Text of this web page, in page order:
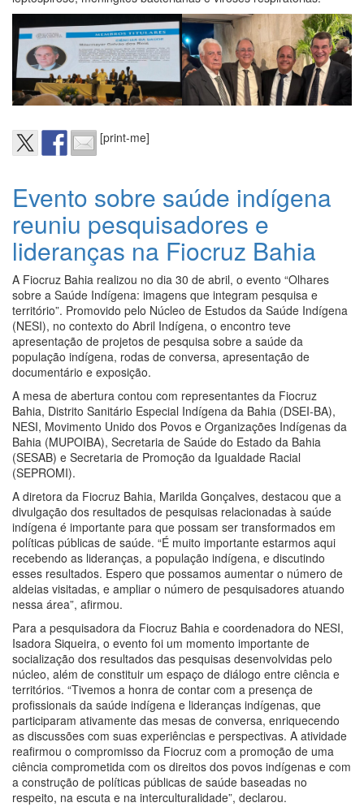
[print-me]
Evento sobre saúde indígena
reuniu pesquisadores e
lideranças na Fiocruz Bahia
A Fiocruz Bahia realizou no dia 30 de abril, o evento “Olhares
sobre a Saúde Indígena: imagens que integram pesquisa e
território”. Promovido pelo Núcleo de Estudos da Saúde Indígena
(NESI), no contexto do Abril Indígena, o encontro teve
apresentação de projetos de pesquisa sobre a saúde da
população indígena, rodas de conversa, apresentação de
documentário e exposição.
A mesa de abertura contou com representantes da Fiocruz
Bahia, Distrito Sanitário Especial Indígena da Bahia (DSEI-BA),
NESI, Movimento Unido dos Povos e Organizações Indígenas da
Bahia (MUPOIBA), Secretaria de Saúde do Estado da Bahia
(SESAB) e Secretaria de Promoção da Igualdade Racial
(SEPROMI).
A diretora da Fiocruz Bahia, Marilda Gonçalves, destacou que a
divulgação dos resultados de pesquisas relacionadas à saúde
indígena é importante para que possam ser transformados em
políticas públicas de saúde. “É muito importante estarmos aqui
recebendo as lideranças, a população indígena, e discutindo
esses resultados. Espero que possamos aumentar o número de
aldeias visitadas, e ampliar o número de pesquisadores atuando
nessa área”, afirmou.
Para a pesquisadora da Fiocruz Bahia e coordenadora do NESI,
Isadora Siqueira, o evento foi um momento importante de
socialização dos resultados das pesquisas desenvolvidas pelo
núcleo, além de constituir um espaço de diálogo entre ciência e
territórios. “Tivemos a honra de contar com a presença de
profissionais da saúde indígena e lideranças indígenas, que
participaram ativamente das mesas de conversa, enriquecendo
as discussões com suas experiências e perspectivas. A atividade
reafirmou o compromisso da Fiocruz com a promoção de uma
ciência comprometida com os direitos dos povos indígenas e com
a construção de políticas públicas de saúde baseadas no
respeito, na escuta e na interculturalidade”, declarou.